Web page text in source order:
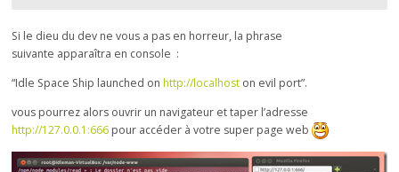
Si le dieu du dev ne vous a pas en horreur, la phrase
suivante apparaîtra en console :
“Idle Space Ship launched onhttp://localhost on evil port”.
vous pourrez alors ouvrir un navigateur et taper l’adresse
http://127.0.0.1:666 pour accéder à votre super page web